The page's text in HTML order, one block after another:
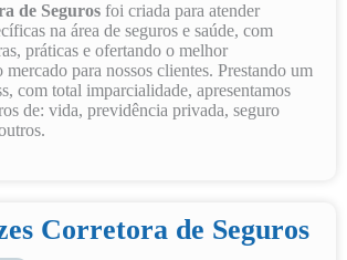
de Seguros foi criada para atender
na área de seguros e saúde, com
práticas e ofertando o melhor
para nossos clientes. Prestando um
com total imparcialidade, apresentamos
de: vida, previdência privada, seguro
Corretora de Seguros